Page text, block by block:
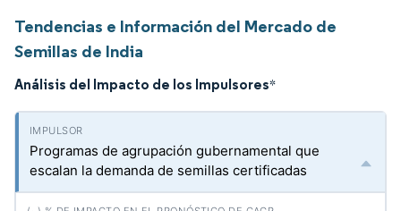
Tendencias e Información del Mercado de
Semillas de India
Análisis del Impacto de los Impulsores*
Programas de agrupación gubernamental que
escalan la demanda de semillas certificadas